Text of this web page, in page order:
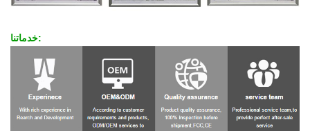
خدماتنا: